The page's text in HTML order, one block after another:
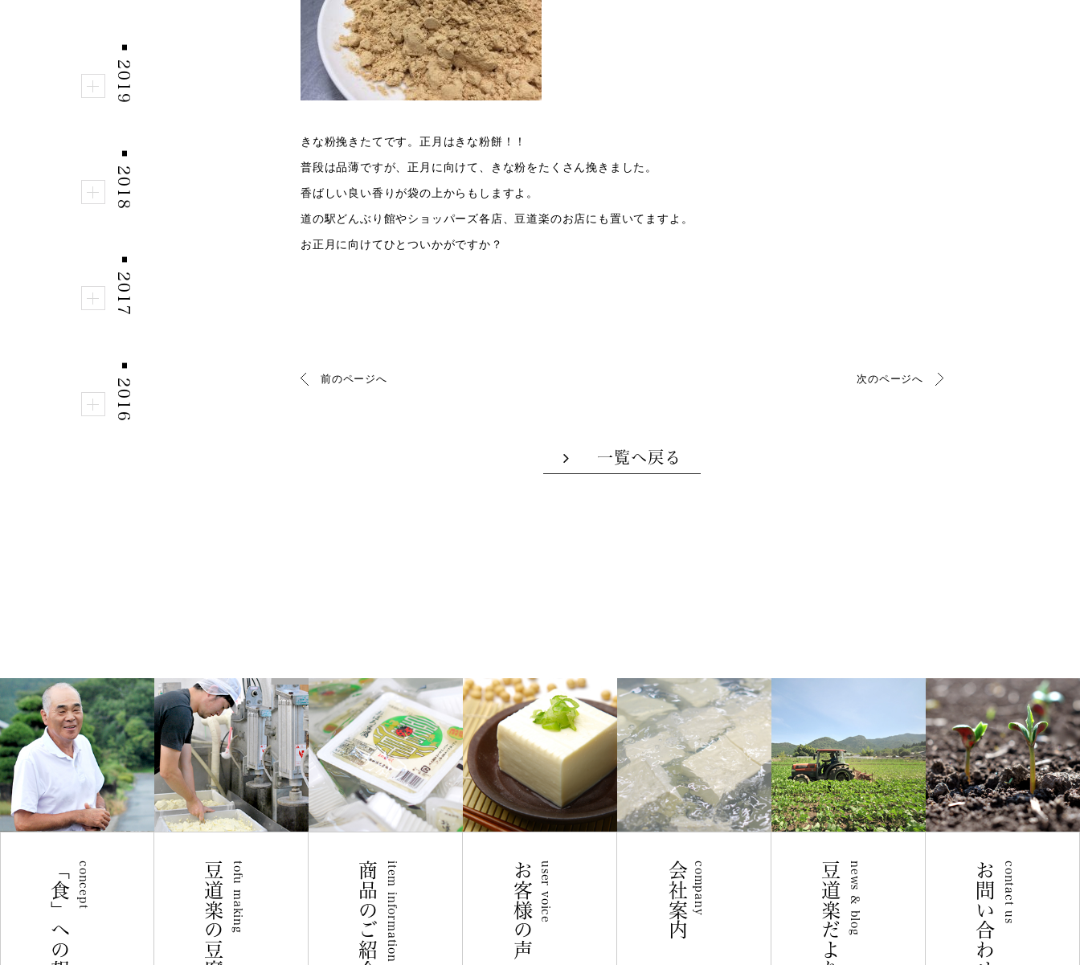
■
2019
■
2018
■
2017
■
2016
きな粉挽きたてです。正月はきな粉餅！！
普段は品薄ですが、正月に向けて、きな粉をたくさん挽きました。
香ばしい良い香りが袋の上からもしますよ。
道の駅どんぶり館やショッパーズ各店、豆道楽のお店にも置いてますよ。
お正月に向けてひとついかがですか？
前のページへ 次のページへ
一覧へ戻る
concept
「食」への想い tofu making item information
商品のご紹介 user voice
お客様の声 company
会社案内 news & blog
豆道楽だより contact us
お問い合わせ